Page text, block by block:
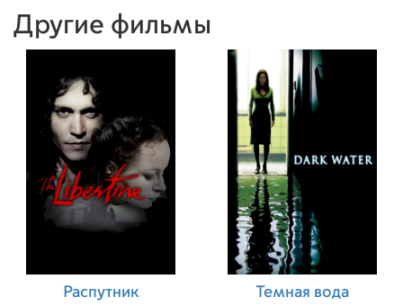
Другие фильмы
Распутник Темная вода